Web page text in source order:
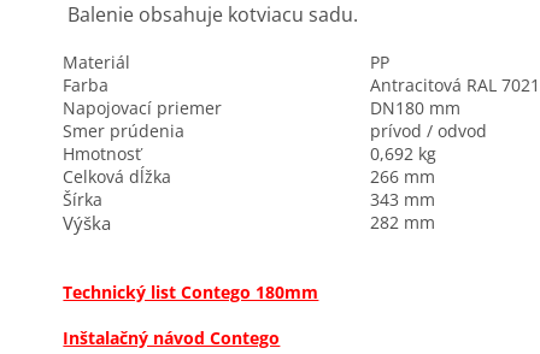
Balenie obsahuje kotviacu sadu.
Materiál
PP
Farba
Antracitová RAL 7021
Napojovací priemer
DN180 mm
Smer prúdenia
prívod / odvod
Hmotnosť
0,692 kg
Celková dĺžka
266 mm
Šírka
343 mm
Výška 282 mm
Technický list Contego 180mm
Inštalačný návod Contego